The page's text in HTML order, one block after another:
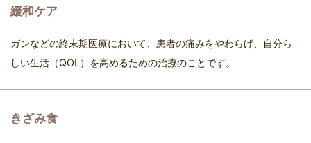
緩和ケア
ガンなどの終末期医療において、患者の痛みをやわらげ、自分ら
しい生活（QOL）を高めるための治療のことです。
きざみ食